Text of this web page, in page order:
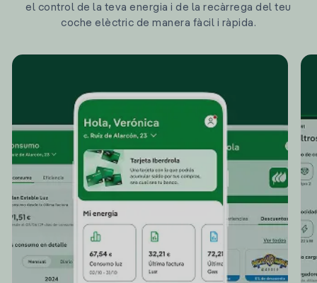
el control de la teva energia i de la recàrrega del teu
coche elèctric de manera fàcil i ràpida.